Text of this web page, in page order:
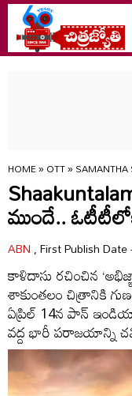
HOME»OTT»SAMANTHA
ముందే..
ABN, First Publish
కాళిదాసు రచించిన
శాకుంతలం చిత్రానికి
ఏప్రిల్‌ 14న పాన్
వద్ద భారీ పరాజయాన్ని